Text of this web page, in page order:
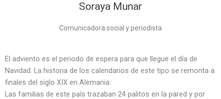
Soraya Munar
Comunicadora social y periodista
El adviento es el periodo de espera para que llegue el día de
Navidad. La historia de los calendarios de este tipo se remonta a
finales del siglo XIX en Alemania.
Las familias de este país trazaban 24 palitos en la pared y por